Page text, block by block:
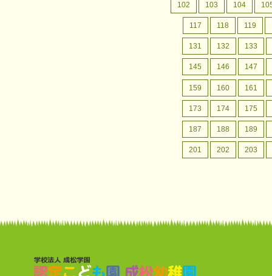
102 103 104
117 118 119
131 132 133
145 146 147
159 160 161
173 174 175
187 188 189
201 202 203